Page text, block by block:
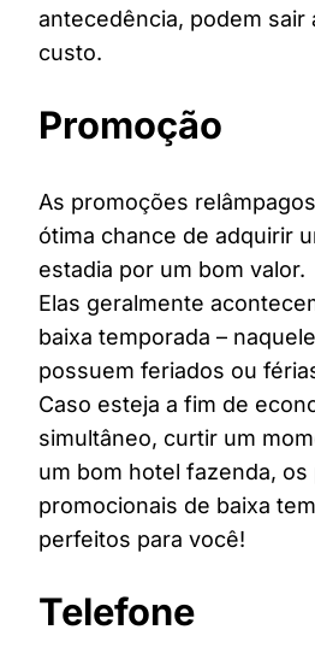
antecedência, podem sair
custo.
Promoção
As promoções
ótima chance de adquirir
estadia por um bom valor.
Elas geralmente
baixa temporada –
possuem feriados ou
Caso esteja a fim de
simultâneo, curtir um
um bom hotel fazenda, os
promocionais de baixa
perfeitos para você!
Telefone